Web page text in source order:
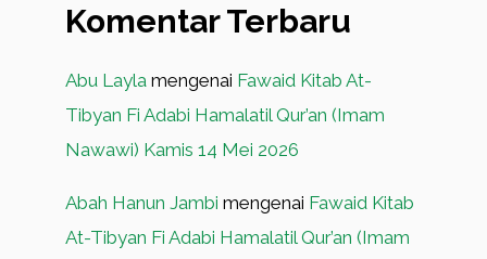
Komentar Terbaru
Abu Layla mengenai Fawaid Kitab At-
Tibyan Fi Adabi Hamalatil Qur’an (Imam
Nawawi) Kamis 14 Mei 2026
Abah Hanun Jambi mengenai Fawaid Kitab
At-Tibyan Fi Adabi Hamalatil Qur’an (Imam